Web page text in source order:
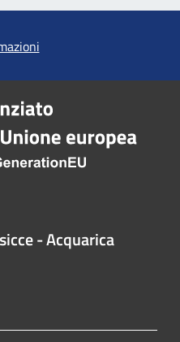
- Acquarica